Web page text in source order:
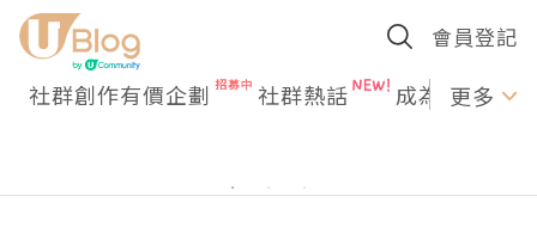
會員登記
社群創作有價企劃 社群熱話 成為U更多